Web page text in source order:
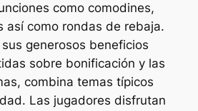
como comodines,
así­ como rondas de rebaja.
generosos beneficios
sobre bonificación y las
combina temas típicos
Las jugadores disfrutan